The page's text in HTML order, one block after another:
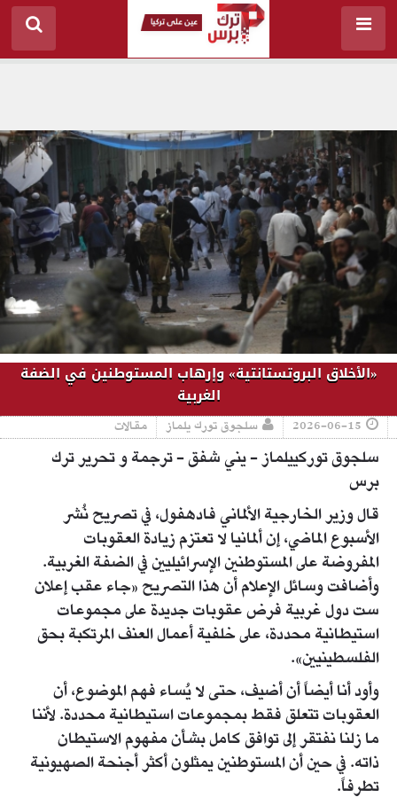
«الأخلاق البروتستانتية» وإرهاب المستوطنين في الضفة
الغربية
2026-06-15 سلجوق تورك يلماز مقالات
سلجوق توركييلماز - يني شفق - ترجمة و تحرير ترك
برس
قال وزير الخارجية الألماني فادهفول، في تصريح نُشر
الأسبوع الماضي، إن ألمانيا لا تعتزم زيادة العقوبات
المفروضة على المستوطنين الإسرائيليين في الضفة الغربية.
وأضافت وسائل الإعلام أن هذا التصريح «جاء عقب إعلان
ست دول غربية فرض عقوبات جديدة على مجموعات
استيطانية محددة، على خلفية أعمال العنف المرتكبة بحق
الفلسطينيين».
وأود أنا أيضاً أن أضيف، حتى لا يُساء فهم الموضوع، أن
العقوبات تتعلق فقط بمجموعات استيطانية محددة. لأننا
ما زلنا نفتقر إلى توافق كامل بشأن مفهوم الاستيطان
ذاته. في حين أن المستوطنين يمثلون أكثر أجنحة الصهيونية
تطرفاً.